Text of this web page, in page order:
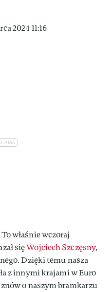
2024 11:16
właśnie wczoraj
sięWojciech Szczęsny,
Dzięki temu nasza
z innymi krajami w Euro
o naszym bramkarzu